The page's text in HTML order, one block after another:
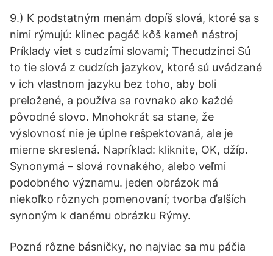
9.) K podstatným menám dopíš slová, ktoré sa s
nimi rýmujú: klinec pagáč kôš kameň nástroj
Príklady viet s cudzími slovami; Thecudzinci Sú
to tie slová z cudzích jazykov, ktoré sú uvádzané
v ich vlastnom jazyku bez toho, aby boli
preložené, a používa sa rovnako ako každé
pôvodné slovo. Mnohokrát sa stane, že
výslovnosť nie je úplne rešpektovaná, ale je
mierne skreslená. Napríklad: kliknite, OK, džíp.
Synonymá – slová rovnakého, alebo veľmi
podobného významu. jeden obrázok má
niekoľko rôznych pomenovaní; tvorba ďalších
synoným k danému obrázku Rýmy.
Pozná rôzne básničky, no najviac sa mu páčia